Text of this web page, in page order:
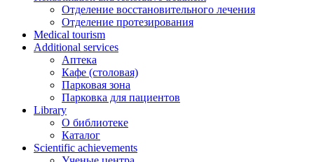
Отделение восстановительного лечения
Отделение протезирования
Medical tourism
Additional services
Аптека
Кафе (столовая)
Парковая зона
Парковка для пациентов
Library
О библиотеке
Каталог
Scientific achievements